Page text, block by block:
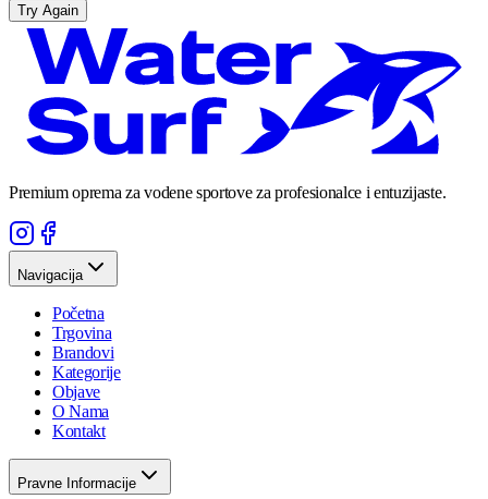
Try Again
Premium oprema za vodene sportove za profesionalce i entuzijaste.
Navigacija
Početna
Trgovina
Brandovi
Kategorije
Objave
O Nama
Kontakt
Pravne Informacije